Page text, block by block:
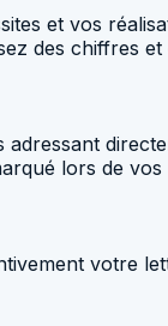
et vos
des chiffres
lors de